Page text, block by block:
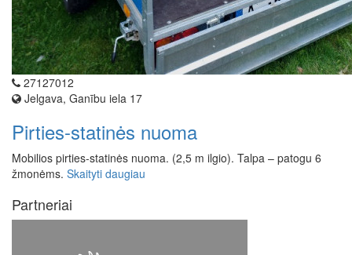
27127012
Jelgava, Ganību iela 17
Pirties-statinės nuoma
Mobilios pirties-statinės nuoma. (2,5 m ilgio). Talpa – patogu 6
žmonėms. Skaityti daugiau
Partneriai